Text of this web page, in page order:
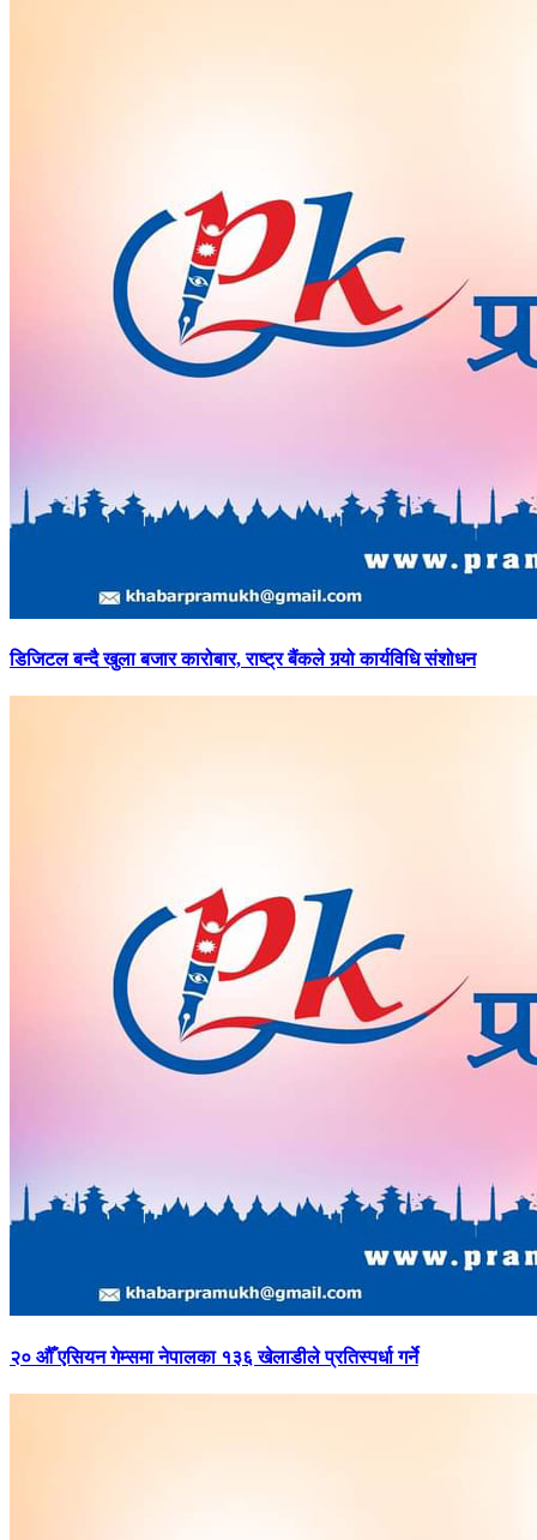
डिजिटलबन्दै खुला बजार कारोबार, राष्ट्र बैंकले गर्‍यो कार्यविधि संशोधन
२० औँ एसियन गेम्समा नेपालका १३६ खेलाडीले प्रतिस्पर्धा गर्ने